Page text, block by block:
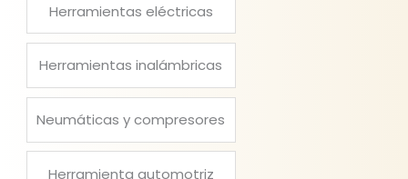
Herramientas eléctricas
Herramientas inalámbricas
Neumáticas y compresores
Herramienta automotriz